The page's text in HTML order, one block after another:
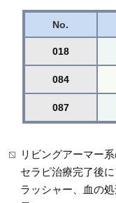
No.
018
084
087
リビングアーマー
セラピ治療完了後
ラッシャー、血の